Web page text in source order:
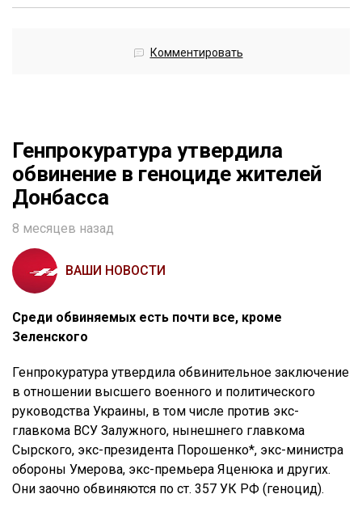
Комментировать
Генпрокуратура утвердила
обвинение в геноциде жителей
Донбасса
8 месяцев назад
ВАШИ НОВОСТИ
Среди обвиняемых есть почти все, кроме
Зеленского
Генпрокуратура утвердила обвинительное заключение
в отношении высшего военного и политического
руководства Украины, в том числе против экс-
главкома ВСУ Залужного, нынешнего главкома
Сырского, экс-президента Порошенко*, экс-министра
обороны Умерова, экс-премьера Яценюка и других.
Они заочно обвиняются по ст. 357 УК РФ (геноцид).